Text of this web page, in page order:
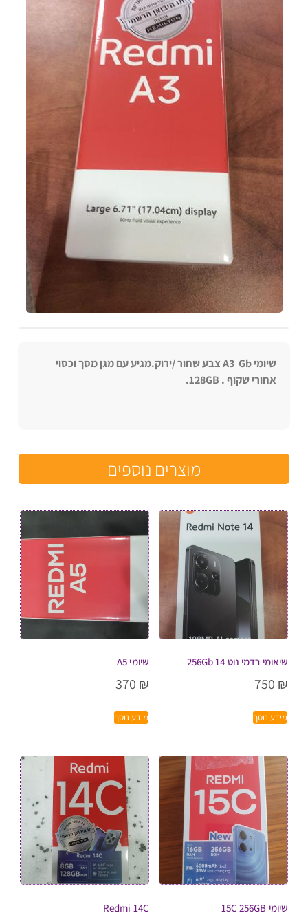
שיומי A3 Gb צבע שחור /ירוק.מגיע עם מגן מסך וכסוי
אחורי שקוף . 128GB.
מוצרים נוספים
שיאומי רדמי נוט 14 256Gb
750 ₪
מידע נוסף
שיומי A5
370 ₪
מידע נוסף
שיומי 15C 256GB Redmi 14C